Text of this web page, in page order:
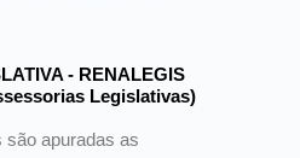
- RENALEGIS
Legislativas)
são apuradas as